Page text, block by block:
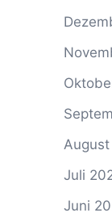
Juli
Juni